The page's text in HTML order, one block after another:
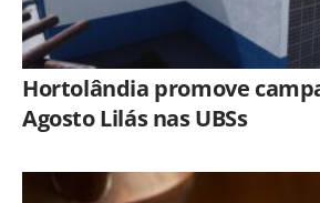
Hortolândia promove
Agosto Lilás nas UBSs